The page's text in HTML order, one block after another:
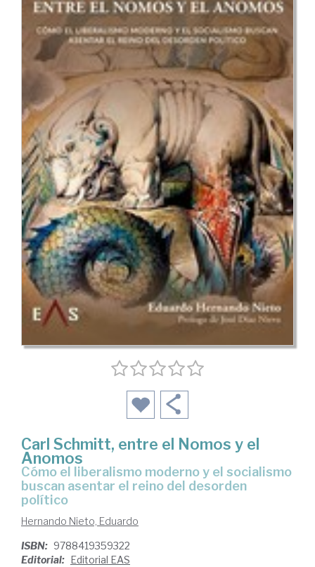
Carl Schmitt, entre el Nomos y el
Anomos
cómo el liberalismo moderno y el socialismo
buscan asentar el reino del desorden
político
Hernando Nieto, Eduardo
ISBN: 9788419359322
Editorial: Editorial EAS